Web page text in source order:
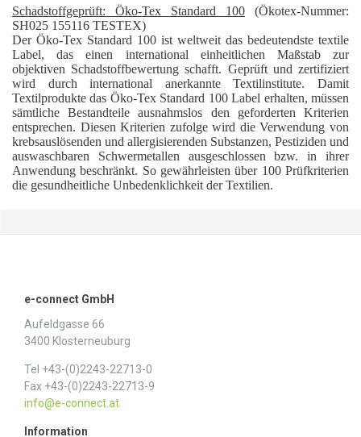
Schadstoffgeprüft: Öko-Tex Standard 100 (Ökotex-Nummer:
SH025 155116 TESTEX)
Der Öko-Tex Standard 100 ist weltweit das bedeutendste textile
Label, das einen international einheitlichen Maßstab zur
objektiven Schadstoffbewertung schafft. Geprüft und zertifiziert
wird durch international anerkannte Textilinstitute. Damit
Textilprodukte das Öko-Tex Standard 100 Label erhalten, müssen
sämtliche Bestandteile ausnahmslos den geforderten Kriterien
entsprechen. Diesen Kriterien zufolge wird die Verwendung von
krebsauslösenden und allergisierenden Substanzen, Pestiziden und
auswaschbaren Schwermetallen ausgeschlossen bzw. in ihrer
Anwendung beschränkt. So gewährleisten über 100 Prüfkriterien
die gesundheitliche Unbedenklichkeit der Textilien.
e-connect GmbH
Aufeldgasse 66
3400 Klosterneuburg
Tel +43-(0)2243-22713-0
Fax +43-(0)2243-22713-9
info@e-connect.at
Information